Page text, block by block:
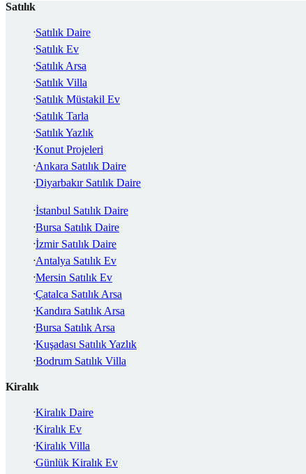
Satılık
Satılık Daire
Satılık Ev
Satılık Arsa
Satılık Villa
Satılık Müstakil Ev
Satılık Tarla
Satılık Yazlık
Konut Projeleri
Ankara Satılık Daire
Diyarbakır Satılık Daire
İstanbul Satılık Daire
Bursa Satılık Daire
İzmir Satılık Daire
Antalya Satılık Ev
Mersin Satılık Ev
Çatalca Satılık Arsa
Kandıra Satılık Arsa
Bursa Satılık Arsa
Kuşadası Satılık Yazlık
Bodrum Satılık Villa
Kiralık
Kiralık Daire
Kiralık Ev
Kiralık Villa
Günlük Kiralık Ev